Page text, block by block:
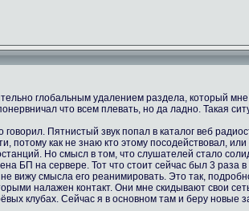
глобальным удалением раздела, который
что всем плевать, но да ладно. Такая
Пятнистый звук попал в каталог веб
потому как не знаю кто этому посодействовал, или
Но смысл в том, что слушателей стало
БП на сервере. Тот что стоит сейчас был 3 раза
вижу смысла его реанимировать. Это так,
налажен контакт. Они мне скидывают свои
клубах. Сейчас я в основном там и беру новые